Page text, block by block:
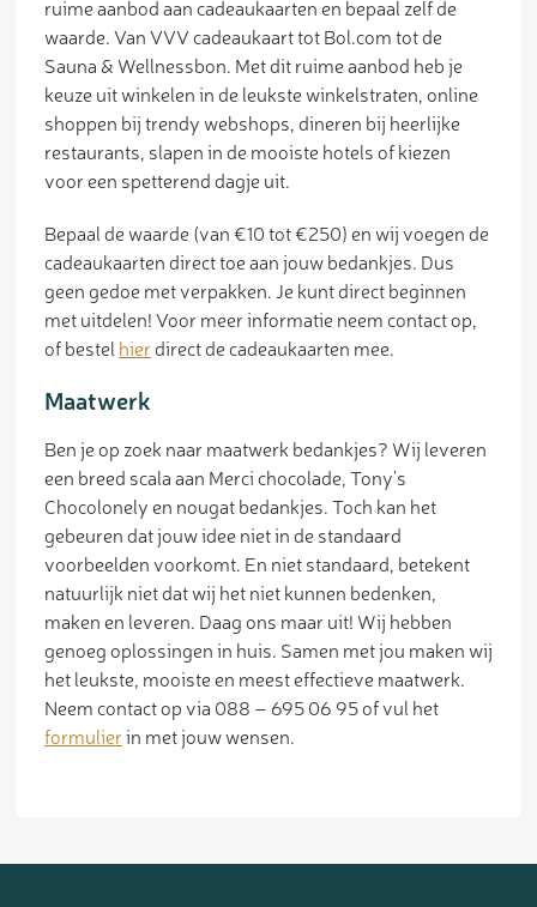
ruime aanbod aan cadeaukaarten en bepaal zelf de
waarde. Van VVV cadeaukaart tot Bol.com tot de
Sauna & Wellnessbon. Met dit ruime aanbod heb je
keuze uit winkelen in de leukste winkelstraten, online
shoppen bij trendy webshops, dineren bij heerlijke
restaurants, slapen in de mooiste hotels of kiezen
voor een spetterend dagje uit.
Bepaal de waarde (van €10 tot €250) en wij voegen de
cadeaukaarten direct toe aan jouw bedankjes. Dus
geen gedoe met verpakken. Je kunt direct beginnen
met uitdelen! Voor meer informatie neem contact op,
of bestel hierdirect de cadeaukaarten mee.
Maatwerk
Ben je op zoek naar maatwerk bedankjes? Wij leveren
een breed scala aan Merci chocolade, Tony’s
Chocolonely en nougat bedankjes. Toch kan het
gebeuren dat jouw idee niet in de standaard
voorbeelden voorkomt. En niet standaard, betekent
natuurlijk niet dat wij het niet kunnen bedenken,
maken en leveren. Daag ons maar uit! Wij hebben
genoeg oplossingen in huis. Samen met jou maken wij
het leukste, mooiste en meest effectieve maatwerk.
Neem contact op via 088 – 695 06 95 of vul het
formulierin met jouw wensen.